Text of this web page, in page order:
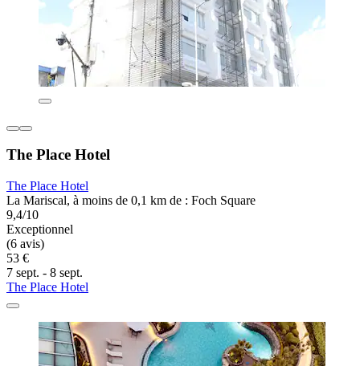
The Place Hotel
The Place Hotel
La Mariscal, à moins de 0,1 km de : Foch Square
9,4/10
Exceptionnel
(6 avis)
53 €
7 sept. - 8 sept.
The Place Hotel